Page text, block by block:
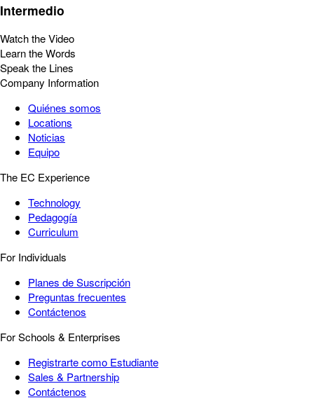
Intermedio
Watch the Video
Learn the Words
Speak the Lines
Company Information
Quiénes somos
Locations
Noticias
Equipo
The EC Experience
Technology
Pedagogía
Curriculum
For Individuals
Planes de Suscripción
Preguntas frecuentes
Contáctenos
For Schools & Enterprises
Registrarte como Estudiante
Sales & Partnership
Contáctenos